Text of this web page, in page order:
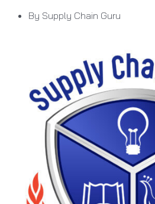
By Supply Chain Guru